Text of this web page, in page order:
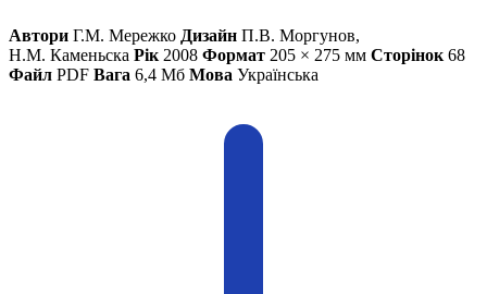
Херсонська область
Хмельницька область
Чернігівська область
Автори Г.М. Мережко Дизайн П.В. Моргунов,
Н.М. Каменьска Рік 2008 Формат 205 × 275 мм Сторінок 68
Файл PDF Вага 6,4 Мб Мова Українська